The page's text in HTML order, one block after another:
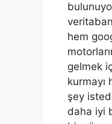
hem
gelmek
kurmayı
şey
daha iyi